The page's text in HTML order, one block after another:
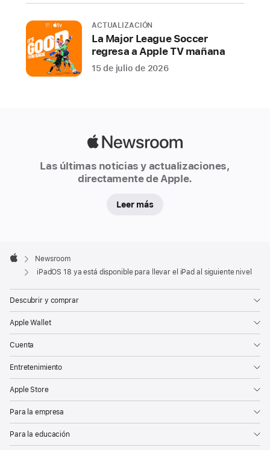
nunca,
y
a
partir
descargarlo
como
una
actualización
permitirá
a
usuarios
hacer
más
a
las
nuevas
ACTUALIZACIÓN
La Major League Soccer
regresa a Apple TV mañana
15 de julio de 2026
Las últimas noticias y actualizaciones,
directamente de Apple.
Leer más
Footer

Apple
Newsroom
iPadOS 18 ya está disponible para llevar el iPad al siguiente nivel
Descubrir y comprar
Apple Wallet
Cuenta
Entretenimiento
Apple Store
Para la empresa
Para la educación